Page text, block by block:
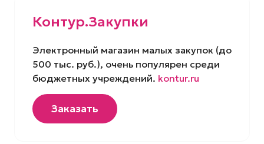
Контур.Закупки
Электронный магазин малых закупок (до
500 тыс. руб.), очень популярен среди
бюджетных учреждений. kontur.ru
Заказать